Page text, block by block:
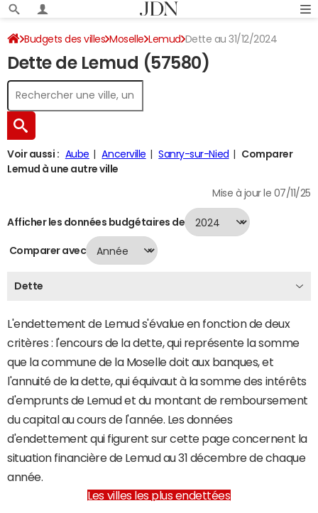
Budgets des villes Moselle Lemud Dette au 31/12/2024
Dette de Lemud (57580)
Voir aussi : Aube Ancerville Sanry-sur-Nied
Comparer
Lemud à une autre ville
Mise à jour le 07/11/25
Afficher les données budgétaires de
Comparer avec
Dette
L'endettement de Lemud s'évalue en fonction de deux
critères : l'encours de la dette, qui représente la somme
que la commune de la Moselle doit aux banques, et
l'annuité de la dette, qui équivaut à la somme des intérêts
d'emprunts de Lemud et du montant de remboursement
du capital au cours de l'année. Les données
d'endettement qui figurent sur cette page concernent la
situation financière de Lemud au 31 décembre de chaque
année.
Les villes les plus endettées